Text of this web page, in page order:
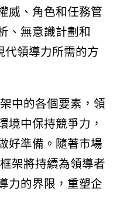
威、角色和任務管
、無意識計劃和
代領導力所需的方
中的各個要素，領
境中保持競爭力，
好準備。隨著市場
架將持續為領導者
力的界限，重塑企